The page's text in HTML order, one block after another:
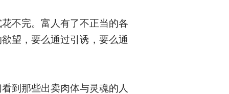
不完。富人有了不正当的各
望，要么通过引诱，要么通
到那些出卖肉体与灵魂的人